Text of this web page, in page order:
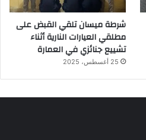
شرطة ميسان تلقي القبض على
مطلقي العيارات النارية أثناء
تشييع جنائزي في العمارة
25 أغسطس، 2025